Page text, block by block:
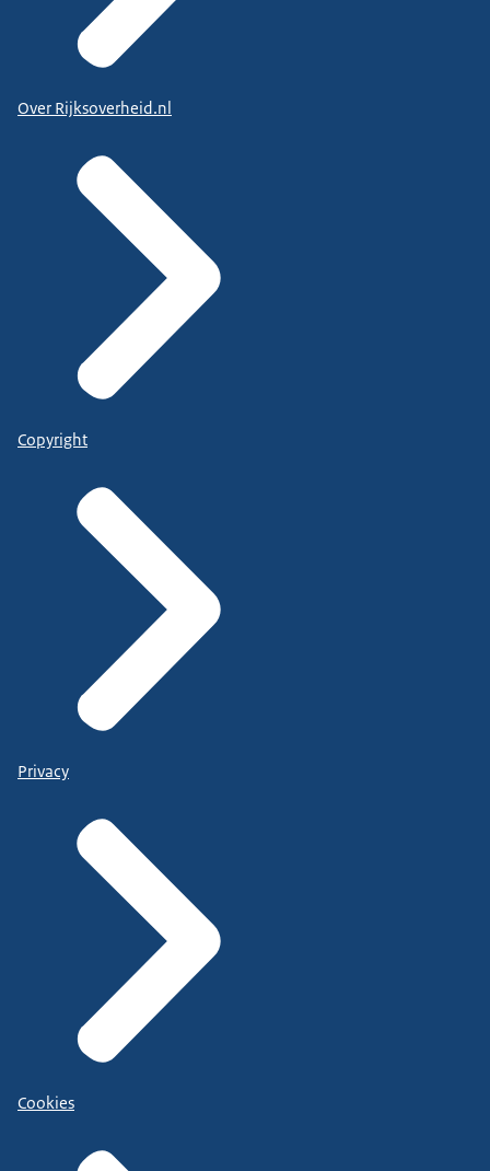
Over Rijksoverheid.nl
Copyright
Privacy
Cookies